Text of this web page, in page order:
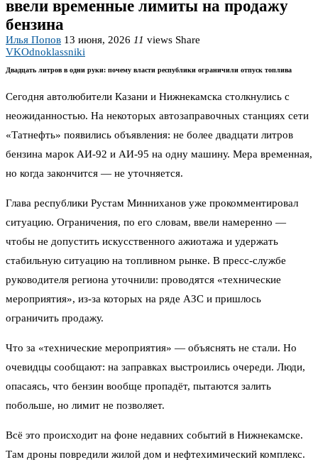
ввели временные лимиты на продажу
бензина
Илья Попов 13 июня, 2026 11 views Share
VKOdnoklassniki
Двадцать литров в одни руки: почему власти республики ограничили отпуск топлива
Сегодня автолюбители Казани и Нижнекамска столкнулись с
неожиданностью. На некоторых автозаправочных станциях сети
«Татнефть» появились объявления: не более двадцати литров
бензина марок АИ-92 и АИ-95 на одну машину. Мера временная,
но когда закончится — не уточняется.
Глава республики Рустам Минниханов уже прокомментировал
ситуацию. Ограничения, по его словам, ввели намеренно —
чтобы не допустить искусственного ажиотажа и удержать
стабильную ситуацию на топливном рынке. В пресс-службе
руководителя региона уточнили: проводятся «технические
мероприятия», из-за которых на ряде АЗС и пришлось
ограничить продажу.
Что за «технические мероприятия» — объяснять не стали. Но
очевидцы сообщают: на заправках выстроились очереди. Люди,
опасаясь, что бензин вообще пропадёт, пытаются залить
побольше, но лимит не позволяет.
Всё это происходит на фоне недавних событий в Нижнекамске.
Там дроны повредили жилой дом и нефтехимический комплекс.